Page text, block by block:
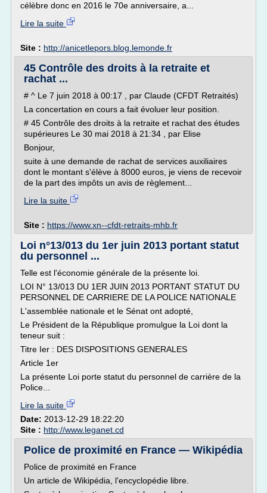
célèbre donc en 2016 le 70e anniversaire, a...
Lire la suite
Site : http://anicetlepors.blog.lemonde.fr
45 Contrôle des droits à la retraite et
rachat ...
# ^ Le 7 juin 2018 à 00:17 , par Claude (CFDT Retraités)
La concertation en cours a fait évoluer leur position.
# 45 Contrôle des droits à la retraite et rachat des études
supérieures Le 30 mai 2018 à 21:34 , par Elise
Bonjour,
suite à une demande de rachat de services auxiliaires
dont le montant s'élève à 8000 euros, je viens de recevoir
de la part des impôts un avis de règlement...
Lire la suite
Site : https://www.xn--cfdt-retraits-mhb.fr
Loi n°13/013 du 1er juin 2013 portant statut
du personnel ...
Telle est l'économie générale de la présente loi.
LOI N° 13/013 DU 1ER JUIN 2013 PORTANT STATUT DU
PERSONNEL DE CARRIERE DE LA POLICE NATIONALE
L'assemblée nationale et le Sénat ont adopté,
Le Président de la République promulgue la Loi dont la
teneur suit :
Titre Ier : DES DISPOSITIONS GENERALES
Article 1er
La présente Loi porte statut du personnel de carrière de la
Police...
Lire la suite
Date: 2013-12-29 18:22:20
Site : http://www.leganet.cd
Police de proximité en France — Wikipédia
Police de proximité en France
Un article de Wikipédia, l'encyclopédie libre.